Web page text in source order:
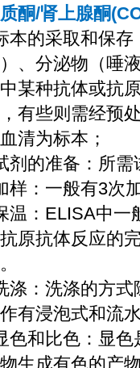
酮/肾上腺酮
本的采取和保
、分泌物（唾
某种抗体或抗
有些则需经预
清为标本；
剂的准备：所
样：一般有3次
温：ELISA中一
原抗体反应的
涤：洗涤的方
有浸泡式和流
色和比色：显
生成有色的产